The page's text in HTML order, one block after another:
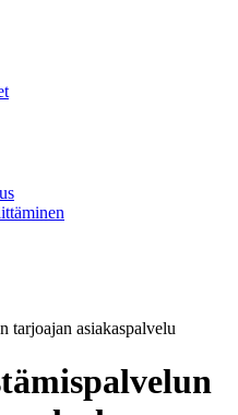
tarjoajan asiakaspalvelu